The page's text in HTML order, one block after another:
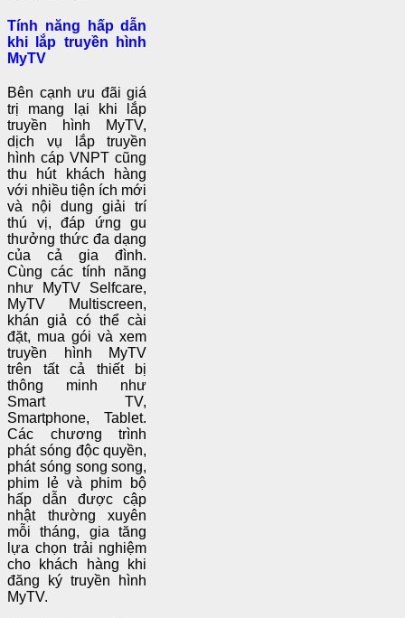
Tính năng hấp dẫn
khi lắp truyền hình
MyTV
Bên cạnh ưu đãi giá
trị mang lại khi lắp
truyền hình MyTV,
dịch vụ lắp truyền
hình cáp VNPT cũng
thu hút khách hàng
với nhiều tiện ích mới
và nội dung giải trí
thú vị, đáp ứng gu
thưởng thức đa dạng
của cả gia đình.
Cùng các tính năng
như MyTV Selfcare,
MyTV Multiscreen,
khán giả có thể cài
đặt, mua gói và xem
truyền hình MyTV
trên tất cả thiết bị
thông minh như
Smart TV,
Smartphone, Tablet.
Các chương trình
phát sóng độc quyền,
phát sóng song song,
phim lẻ và phim bộ
hấp dẫn được cập
nhật thường xuyên
mỗi tháng, gia tăng
lựa chọn trải nghiệm
cho khách hàng khi
đăng ký truyền hình
MyTV.